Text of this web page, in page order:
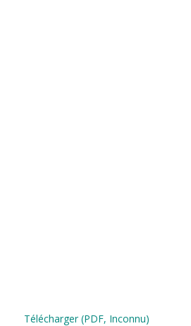
Télécharger (PDF, Inconnu)